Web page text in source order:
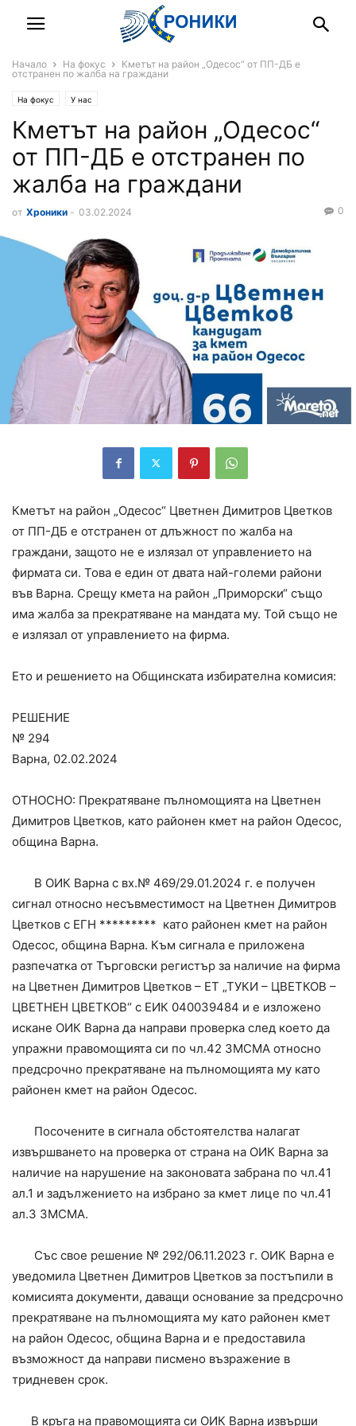
Начало На фокус
Кметът на район „Одесос“ от ПП-ДБ е
отстранен по жалба на граждани
На фокус У нас
Кметът на район „Одесос“
от ПП-ДБ е отстранен по
жалба на граждани
от Хроники - 03.02.2024 0
Кметът на район „Одесос“ Цветнен Димитров Цветков
от ПП-ДБ е отстранен от длъжност по жалба на
граждани, защото не е излязал от управлението на
фирмата си. Това е един от двата най-големи райони
във Варна. Срещу кмета на район „Приморски“ също
има жалба за прекратяване на мандата му. Той също не
е излязал от управлението на фирма.
Ето и решението на Общинската избирателна комисия:
РЕШЕНИЕ
№ 294
Варна, 02.02.2024
ОТНОСНО: Прекратяване пълномощията на Цветнен
Димитров Цветков, като районен кмет на район Одесос,
община Варна.
В ОИК Варна с вх.№ 469/29.01.2024 г. е получен
сигнал относно несъвместимост на Цветнен Димитров
Цветков с ЕГН ********* като районен кмет на район
Одесос, община Варна. Към сигнала е приложена
разпечатка от Търговски регистър за наличие на фирма
на Цветнен Димитров Цветков – ЕТ „ТУКИ – ЦВЕТКОВ –
ЦВЕТНЕН ЦВЕТКОВ“ с ЕИК 040039484 и е изложено
искане ОИК Варна да направи проверка след което да
упражни правомощията си по чл.42 ЗМСМА относно
предсрочно прекратяване на пълномощията му като
районен кмет на район Одесос.
Посочените в сигнала обстоятелства налагат
извършването на проверка от страна на ОИК Варна за
наличие на нарушение на законовата забрана по чл.41
ал.1 и задължението на избрано за кмет лице по чл.41
ал.3 ЗМСМА.
Със свое решение № 292/06.11.2023 г. ОИК Варна е
уведомила Цветнен Димитров Цветков за постъпили в
комисията документи, даващи основание за предсрочно
прекратяване на пълномощията му като районен кмет
на район Одесос, община Варна и е предоставила
възможност да направи писмено възражение в
тридневен срок.
В кръга на правомощията си ОИК Варна извърши